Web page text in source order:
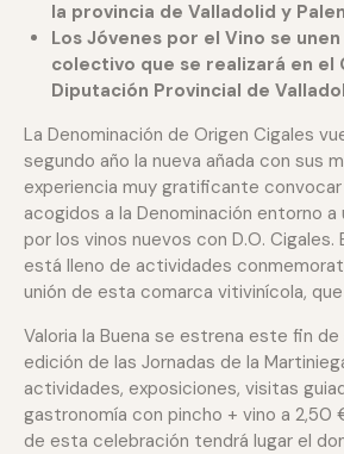
la provincia de Valladolid y
Los Jóvenes por el Vino se
colectivo que se realizará en el
Diputación Provincial de
La Denominación de Origen Cigales
segundo año la nueva añada con sus
experiencia muy gratificante
acogidos a la Denominación entorno
por los vinos nuevos con D.O. Cigales.
está lleno de actividades
unión de esta comarca vitivinícola,
Valoria la Buena se estrena este fin de
edición de las Jornadas de la
actividades, exposiciones, visitas
gastronomía con pincho + vino a 2,50
de esta celebración tendrá lugar el